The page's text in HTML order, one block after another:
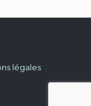
légales